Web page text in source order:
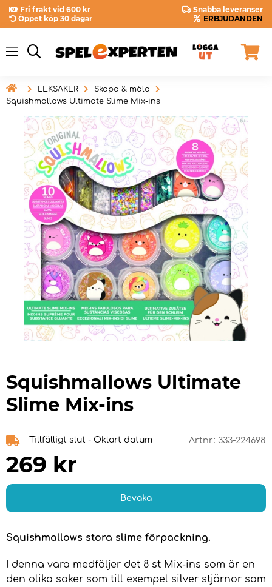
Fri frakt vid 600 kr
Snabba leveranser
Öppet köp 30 dagar
ERBJUDANDEN
 LEKSAKER
Skapa & måla
Squishmallows Ultimate Slime Mix-ins
Squishmallows Ultimate
Slime Mix-ins
Tillfälligt slut - Oklart datum Artnr: 333-224698
269 kr
Bevaka
Squishmallows stora slime förpackning.
I denna vara medföljer det 8 st Mix-ins som är en
den olika saker som till exempel silver stjärnor som